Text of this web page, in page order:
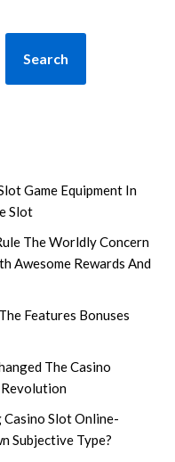
Search
Game Equipment In
Slot
The Worldly Concern
Awesome Rewards And
Features Bonuses
The Casino
Casino Slot Online-
Subjective Type?